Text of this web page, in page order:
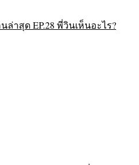
าสุด EP.28 พี่วินเห็นอะไร?